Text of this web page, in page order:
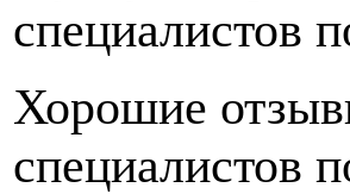
специалистов
Хорошие
специалистов